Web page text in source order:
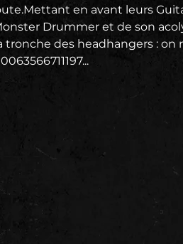
en avant leurs
Drummer et de son
des headhangers : on